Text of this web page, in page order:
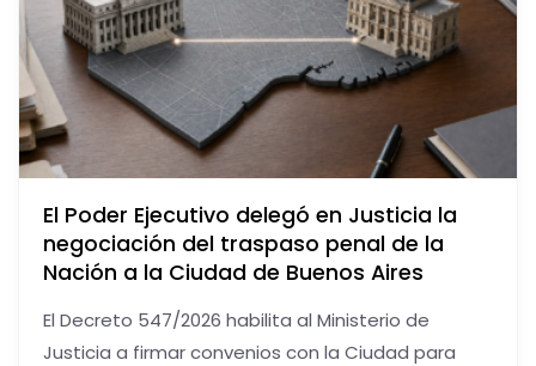
El Poder Ejecutivo delegó en Justicia la
negociación del traspaso penal de la
Nación a la Ciudad de Buenos Aires
El Decreto 547/2026 habilita al Ministerio de
Justicia a firmar convenios con la Ciudad para